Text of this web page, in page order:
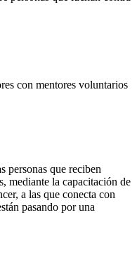
con mentores voluntarios
personas que reciben
mediante la capacitación de
a las que conecta con
pasando por una